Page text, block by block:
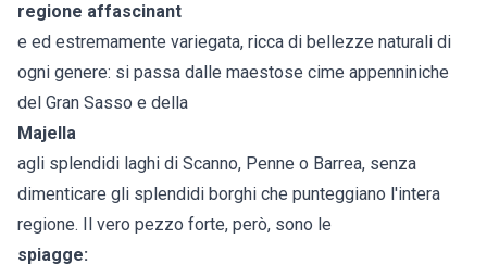
regione affascinant
e ed estremamente variegata, ricca di bellezze naturali di
ogni genere: si passa dalle maestose cime appenniniche
del Gran Sasso e della
Majella
agli splendidi laghi di Scanno, Penne o Barrea, senza
dimenticare gli splendidi borghi che punteggiano l'intera
regione. Il vero pezzo forte, però, sono le
spiagge: